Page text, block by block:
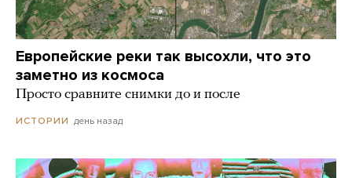
Европейские реки так высохли, что это
заметно из космоса
Просто сравните снимки до и после
ИСТОРИИ день назад